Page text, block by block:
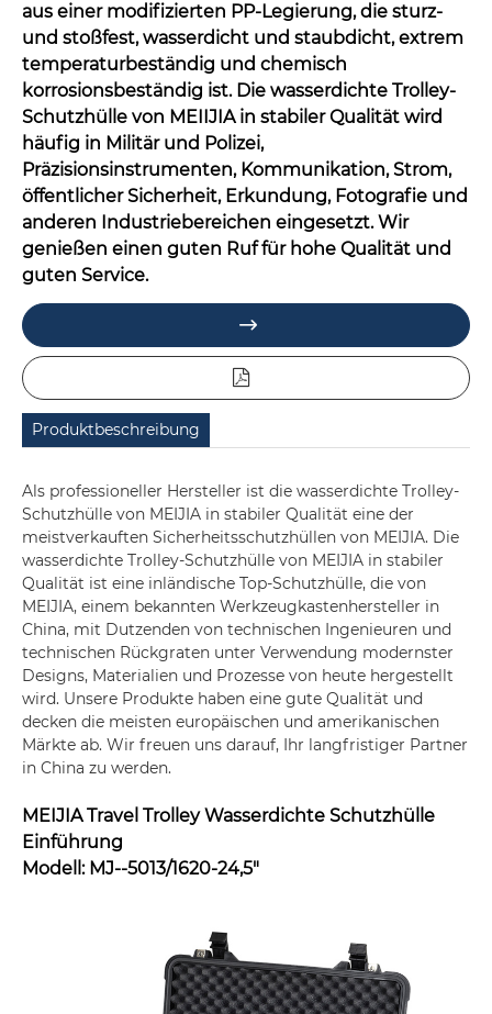
aus einer modifizierten PP-Legierung, die sturz-
und stoßfest, wasserdicht und staubdicht, extrem
temperaturbeständig und chemisch
korrosionsbeständig ist. Die wasserdichte Trolley-
Schutzhülle von MEIIJIA in stabiler Qualität wird
häufig in Militär und Polizei,
Präzisionsinstrumenten, Kommunikation, Strom,
öffentlicher Sicherheit, Erkundung, Fotografie und
anderen Industriebereichen eingesetzt. Wir
genießen einen guten Ruf für hohe Qualität und
guten Service.

Produktbeschreibung
Als professioneller Hersteller ist die wasserdichte Trolley-
Schutzhülle von MEIJIA in stabiler Qualität eine der
meistverkauften Sicherheitsschutzhüllen von MEIJIA. Die
wasserdichte Trolley-Schutzhülle von MEIJIA in stabiler
Qualität ist eine inländische Top-Schutzhülle, die von
MEIJIA, einem bekannten Werkzeugkastenhersteller in
China, mit Dutzenden von technischen Ingenieuren und
technischen Rückgraten unter Verwendung modernster
Designs, Materialien und Prozesse von heute hergestellt
wird. Unsere Produkte haben eine gute Qualität und
decken die meisten europäischen und amerikanischen
Märkte ab. Wir freuen uns darauf, Ihr langfristiger Partner
in China zu werden.
MEIJIA Travel Trolley Wasserdichte Schutzhülle
Einführung
Modell: MJ--5013/1620-24,5″